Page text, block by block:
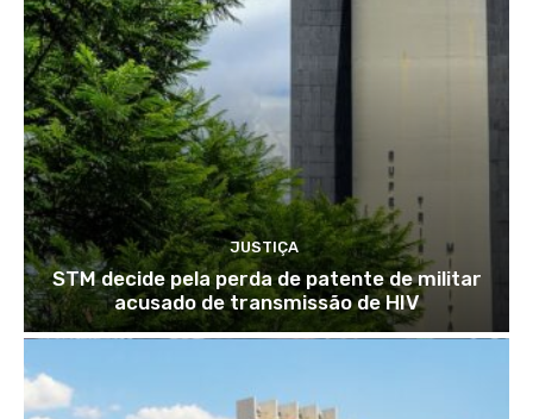
JUSTIÇA
STM decide pela perda de patente de militar
acusado de transmissão de HIV